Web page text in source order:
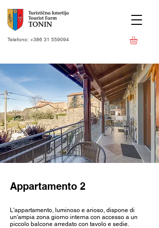
Telefono: +386 31 559094
Appartamento 2
L'appartamento, luminoso e arioso, dispone di
un'ampia zona giorno interna con accesso a un
piccolo balcone arredato con tavolo e sedie.